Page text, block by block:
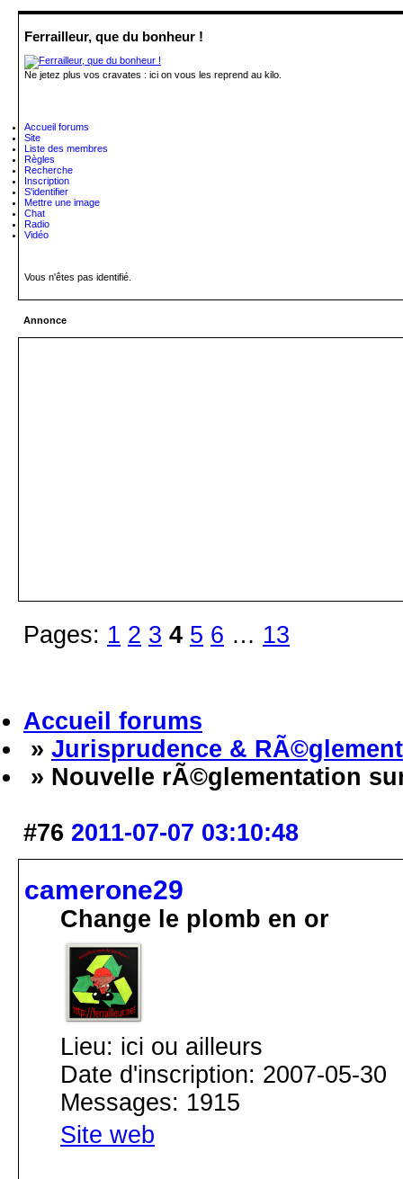
Ferrailleur, que du bonheur !
Ne jetez plus vos cravates : ici on vous les reprend au kilo.
Accueil forums
Site
Liste des membres
Règles
Recherche
Inscription
S'identifier
Mettre une image
Chat
Radio
Vidéo
Vous n'êtes pas identifié.
Annonce
Pages: 1 2 3 4 5 6 … 13
Accueil forums
» Jurisprudence &
» Nouvelle rÃ©glementation
#76 2011-07-07 03:10:48
camerone29
Change le plomb en or
Lieu: ici ou ailleurs
Date d'inscription: 2007-05-30
Messages: 1915
Site web